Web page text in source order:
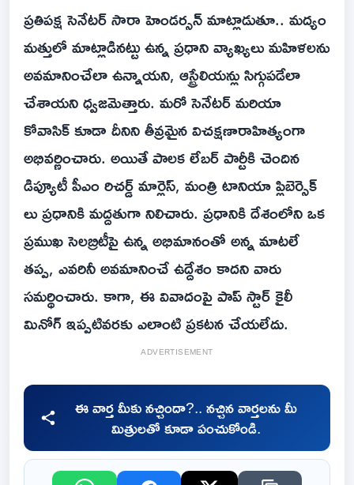
ప్రతిపక్ష సెనేటర్ సారా హెండర్సన్ మాట్లాడుతూ.. మద్యం
మత్తులో మాట్లాడినట్టు ఉన్న ప్రధాని వ్యాఖ్యలు మహిళలను
అవమానించేలా ఉన్నాయని, ఆస్ట్రేలియన్లు సిగ్గుపడేలా
చేశాయని ధ్వజమెత్తారు. మరో సెనేటర్ మరియా
కోవాసిక్ కూడా దీనిని తీవ్రమైన విచక్షణారాహిత్యంగా
అభివర్ణించారు. అయితే పాలక లేబర్ పార్టీకి చెందిన
డిప్యూటీ పీఎం రిచర్డ్ మార్లెస్, మంత్రి టానియా ప్లిబెర్సెక్
లు ప్రధానికి మద్దతుగా నిలిచారు. ప్రధానికి దేశంలోని ఒక
ప్రముఖ సెలబ్రిటీపై ఉన్న అభిమానంతో అన్న మాటలే
తప్ప, ఎవరినీ అవమానించే ఉద్దేశం కాదని వారు
సమర్థించారు. కాగా, ఈ వివాదంపై పాప్ స్టార్ కైలీ
మినోగ్ ఇప్పటివరకు ఎలాంటి ప్రకటన చేయలేదు.
ADVERTISEMENT
ఈ వార్త మీకు నచ్చిందా?.. నచ్చిన వార్తలను మీ
మిత్రులతో కూడా పంచుకోండి.